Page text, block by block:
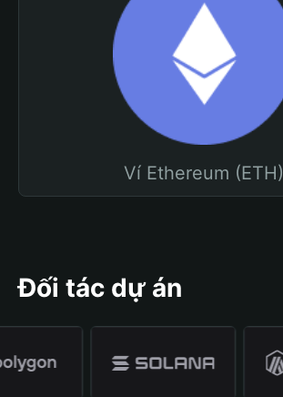
Ví Ethereum (ETH)
Đối tác dự án